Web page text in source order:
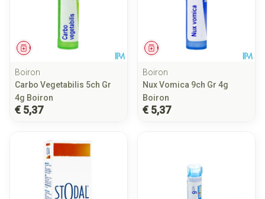
Geneesmiddel
Boiron
Carbo Vegetabilis 5ch Gr
4g Boiron
€ 5,37
Geneesmiddel
Boiron
Nux Vomica 9ch Gr 4g
Boiron
€ 5,37